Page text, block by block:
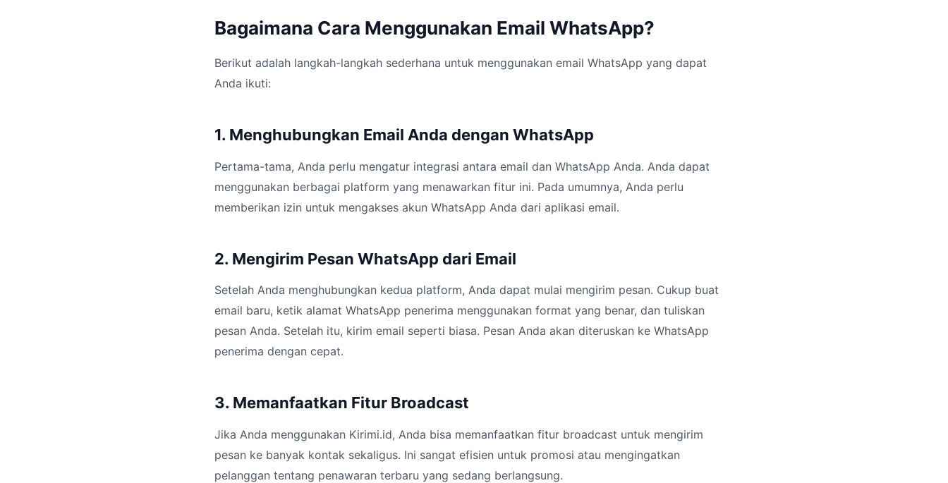
Bagaimana Cara Menggunakan Email WhatsApp?
Berikut adalah langkah-langkah sederhana untuk menggunakan email WhatsApp yang dapat
Anda ikuti:
1. Menghubungkan Email Anda dengan WhatsApp
Pertama-tama, Anda perlu mengatur integrasi antara email dan WhatsApp Anda. Anda dapat
menggunakan berbagai platform yang menawarkan fitur ini. Pada umumnya, Anda perlu
memberikan izin untuk mengakses akun WhatsApp Anda dari aplikasi email.
2. Mengirim Pesan WhatsApp dari Email
Setelah Anda menghubungkan kedua platform, Anda dapat mulai mengirim pesan. Cukup buat
email baru, ketik alamat WhatsApp penerima menggunakan format yang benar, dan tuliskan
pesan Anda. Setelah itu, kirim email seperti biasa. Pesan Anda akan diteruskan ke WhatsApp
penerima dengan cepat.
3. Memanfaatkan Fitur Broadcast
Jika Anda menggunakan Kirimi.id, Anda bisa memanfaatkan fitur broadcast untuk mengirim
pesan ke banyak kontak sekaligus. Ini sangat efisien untuk promosi atau mengingatkan
pelanggan tentang penawaran terbaru yang sedang berlangsung.